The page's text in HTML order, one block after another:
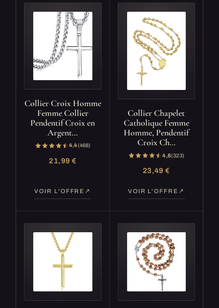
Collier Croix Homme
Femme Collier
Pendentif Croix en
Argent…
4,4(468)
21,99 €
VOIR L'OFFRE
Collier Chapelet
Catholique Femme
Homme, Pendentif
Croix Ch…
4,6(323)
23,49 €
VOIR L'OFFRE